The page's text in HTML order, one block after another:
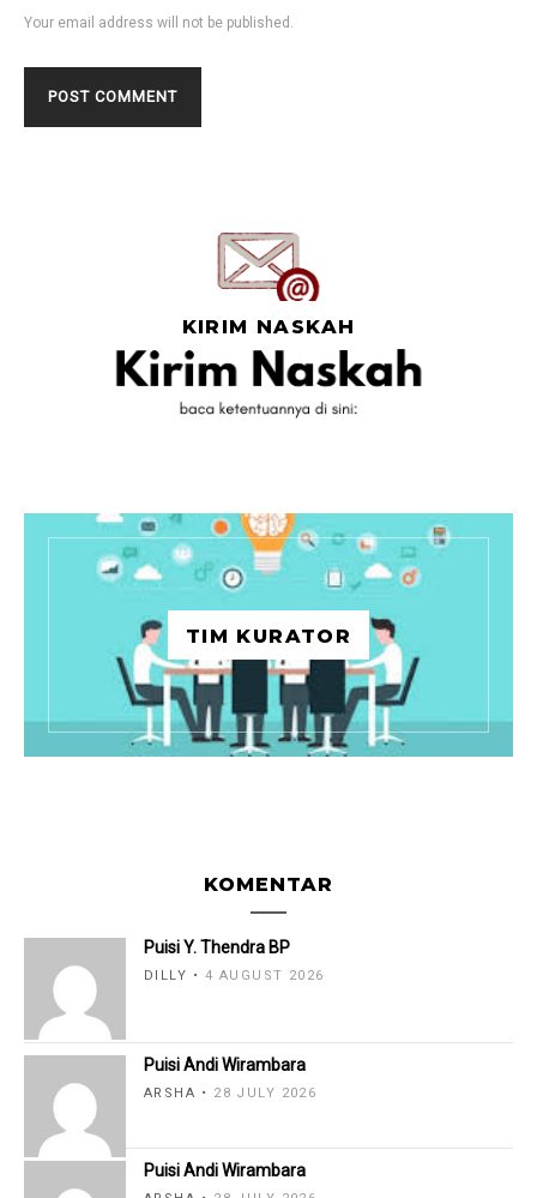
Your email address will not be published.
KIRIM NASKAH
TIM KURATOR
KOMENTAR
Puisi Y. Thendra BP
DILLY 4 AUGUST 2026
Puisi Andi Wirambara
ARSHA 28 JULY 2026
Puisi Andi Wirambara